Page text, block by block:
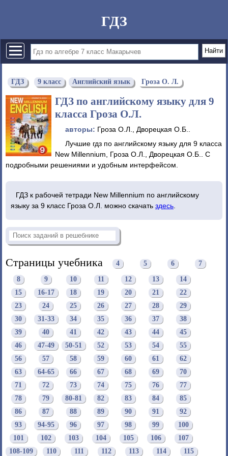
ГДЗ
ГДЗ 9 класс Английский язык Гроза О. Л.
ГДЗ по английскому языку для 9
класса Гроза О.Л.
авторы: Гроза О.Л., Дворецкая О.Б..
Лучшие гдз по английскому языку для 9 класса
New Millennium, Гроза О.Л., Дворецкая О.Б.. С
подробными решениями и удобным интерфейсом.
ГДЗ к рабочей тетради New Millennium по английскому
языку за 9 класс Гроза О.Л. можно скачать здесь.
Страницы учебника 4 5 6 7
8 9 10 11 12 13
14
15
16-17 18 19 20 21
22
23
24 25 26 27 28
29
30
31-33 34 35 36 37
38
39
40 41 42 43 44
45
46
47-49 50-51 52 53 54
55
56
57 58 59 60 61
62
63
64-65 66 67 68 69
70
71
72 73 74 75 76
77
78
79 80-81 82 83 84
85
86
87 88 89 90 91
92
93
94-95 96 97 98 99
100
101
102 103 104 105 106
107
108-109
110 111 112 113 114 115